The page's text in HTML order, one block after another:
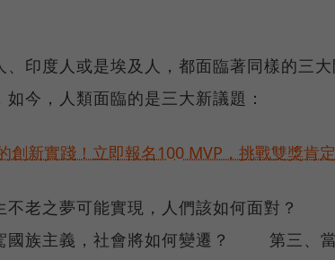
印度人或是埃及人，都面臨著同樣的三
今，人類面臨的是三大新議題：
創新實踐！立即報名100 MVP，挑戰雙獎肯定
不老之夢可能實現，人們該如何面對？
國族主義，社會將如何變遷？ 第三、